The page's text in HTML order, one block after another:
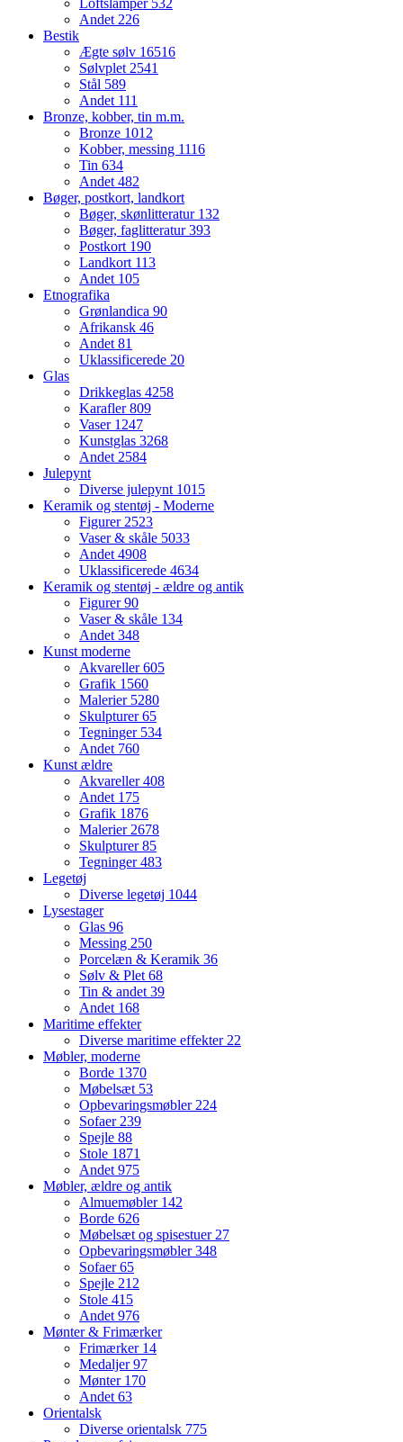
Loftslamper 532
Andet226
Bestik
Ægte sølv 16516
Sølvplet2541
Stål 589
Andet 111
Bronze, kobber, tin m.m.
Bronze 1012
Kobber, messing 1116
Tin 634
Andet482
Bøger, postkort, landkort
Bøger, skønlitteratur 132
Bøger, faglitteratur393
Postkort 190
Landkort 113
Andet 105
Etnografika
Grønlandica 90
Afrikansk 46
Andet81
Uklassificerede 20
Glas
Drikkeglas 4258
Karafler809
Vaser 1247
Kunstglas 3268
Andet2584
Julepynt
Diverse julepynt 1015
Keramik og stentøj - Moderne
Figurer2523
Vaser & skåle 5033
Andet4908
Uklassificerede 4634
Keramik og stentøj - ældre og antik
Figurer90
Vaser & skåle 134
Andet348
Kunst moderne
Akvareller605
Grafik 1560
Malerier 5280
Skulpturer65
Tegninger 534
Andet 760
Kunst ældre
Akvareller408
Andet 175
Grafik 1876
Malerier2678
Skulpturer85
Tegninger483
Legetøj
Diverse legetøj 1044
Lysestager
Glas 96
Messing 250
Porcelæn & Keramik 36
Sølv & Plet68
Tin & andet39
Andet 168
Maritime effekter
Diverse maritime effekter22
Møbler, moderne
Borde 1370
Møbelsæt 53
Opbevaringsmøbler224
Sofaer239
Spejle 88
Stole 1871
Andet975
Møbler, ældre og antik
Almuemøbler 142
Borde 626
Møbelsæt og spisestuer27
Opbevaringsmøbler348
Sofaer65
Spejle 212
Stole 415
Andet976
Mønter & Frimærker
Frimærker 14
Medaljer97
Mønter 170
Andet63
Orientalsk
Diverse orientalsk 775